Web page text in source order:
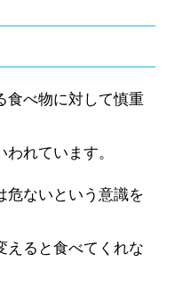
食べ物に対して慎重
れています。
危ないという意識を
えると食べてくれな